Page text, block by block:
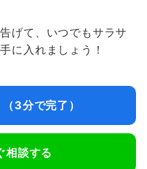
げて、いつでもサラサ
に入れましょう！
3分で完了）
相談する